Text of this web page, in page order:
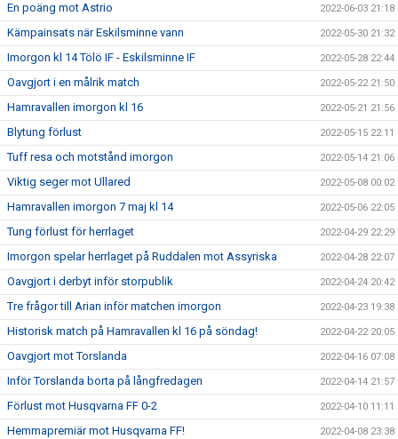
En poäng mot Astrio 2022-06-03 21:18
Kämpainsats när Eskilsminne vann 2022-05-30 21:32
Imorgon kl 14 Tölö IF - Eskilsminne IF 2022-05-28 22:44
Oavgjort i en målrik match 2022-05-22 21:50
Hamravallen imorgon kl 16 2022-05-21 21:56
Blytung förlust 2022-05-15 22:11
Tuff resa och motstånd imorgon 2022-05-14 21:06
Viktig seger mot Ullared 2022-05-08 00:02
Hamravallen imorgon 7 maj kl 14 2022-05-06 22:05
Tung förlust för herrlaget 2022-04-29 22:29
Imorgon spelar herrlaget på Ruddalen mot Assyriska 2022-04-28 22:07
Oavgjort i derbyt inför storpublik 2022-04-24 20:42
Tre frågor till Arian inför matchen imorgon 2022-04-23 19:38
Historisk match på Hamravallen kl 16 på söndag! 2022-04-22 20:05
Oavgjort mot Torslanda 2022-04-16 07:08
Inför Torslanda borta på långfredagen 2022-04-14 21:57
Förlust mot Husqvarna FF 0-2 2022-04-10 11:11
Hemmapremiär mot Husqvarna FF! 2022-04-08 23:38